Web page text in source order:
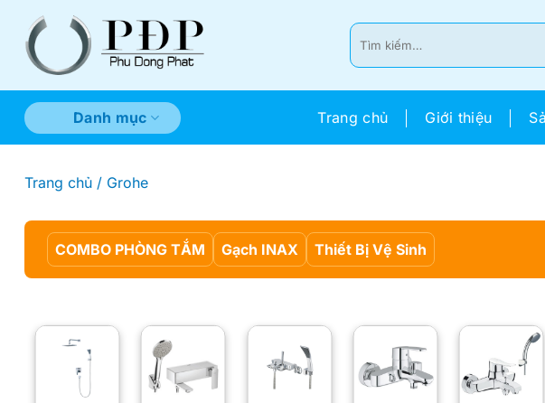
Tìm
kiếm:
Danh mục Trang chủ Giới thiệu
Trang chủ / Grohe
COMBO PHÒNG TẮM Gạch INAX Thiết Bị Vệ Sinh